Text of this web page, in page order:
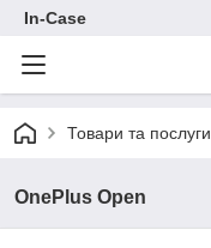
In-Case
Товари та послуги
OnePlus Open